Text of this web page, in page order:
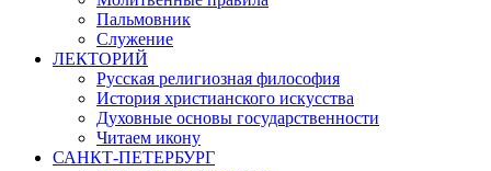
Пальмовник
Служение
ЛЕКТОРИЙ
Русская религиозная философия
История христианского искусства
Духовные основы государственности
Читаем икону
САНКТ-ПЕТЕРБУРГ